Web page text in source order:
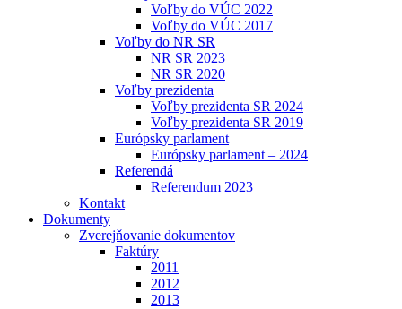
Voľby do VÚC 2022
Voľby do VÚC 2017
Voľby do NR SR
NR SR 2023
NR SR 2020
Voľby prezidenta
Voľby prezidenta SR 2024
Voľby prezidenta SR 2019
Európsky parlament
Európsky parlament – 2024
Referendá
Referendum 2023
Kontakt
Dokumenty
Zverejňovanie dokumentov
Faktúry
2011
2012
2013